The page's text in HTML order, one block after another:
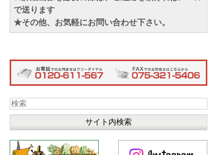
で送ります
★その他、お気軽にお問い合わせ下さい。